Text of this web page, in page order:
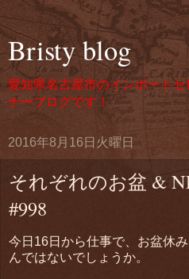
Bristy blog
愛知県名古屋市のインポート
ナーブログです！
2016年8月16日火曜日
それぞれのお盆 &
#998
今日16日から仕事で、お盆休
んではないでしょうか。